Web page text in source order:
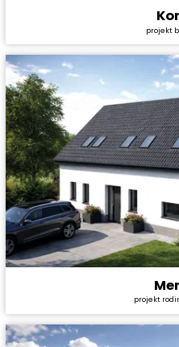
Dispozice:
Užitná plocha:
projekt
Dispozice:
Užitná plocha:
projekt